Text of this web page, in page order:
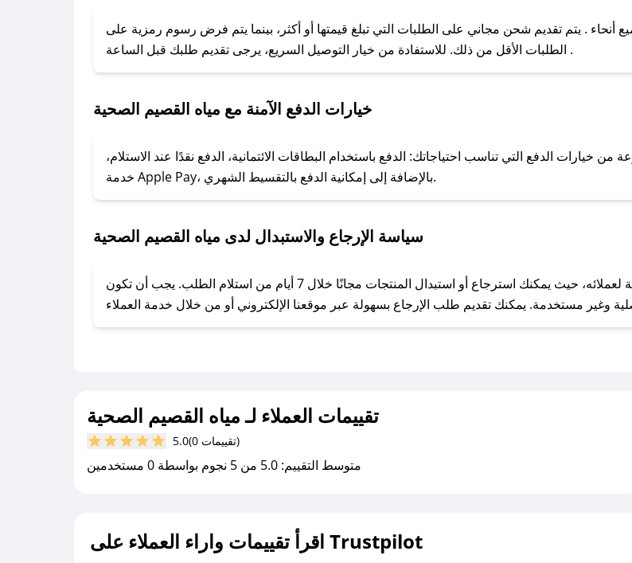
### ماذا أفعل إذا لم يعمل كود الخصم؟
عبر الرسائل الخاصة على تويتر أو البريد الإلكتروني، وسنقوم بحل المشكلة في أسرع وقت ممكن.
لمتجرك المفضل، يمكنك مراسلتنا مباشرة وسنعمل على توفير الكوبونات في أسرع وقت ممكن.
### كيف تحصل على كوبونات خصم حصرية من مياه القصيم الصحية؟
للحصول على كوبونات وخصومات حصرية، قم بما يلي:
- اضغط على أيقونة متابعة لمتجر مياه القصيم الصحية في تطبيق صحصح.
- قم بتفعيل إشعارات تطبيق صحصح ليصلك كل جديد.
مع صحصح، تسوق بذكاء ووفّر على كل مشترياتك مع كوبونات خصم حصرية من مياه القصيم الصحية!
. يتم تقديم شحن مجاني على الطلبات التي تبلغ قيمتها أو أكثر، بينما يتم فرض رسوم رمزية على
الطلبات الأقل من ذلك. للاستفادة من خيار التوصيل السريع، يرجى تقديم طلبك قبل الساعة .
خيارات الدفع الآمنة مع مياه القصيم الصحية
خيارات الدفع التي تناسب احتياجاتك: الدفع باستخدام البطاقات الائتمانية، الدفع نقدًا عند الاستلام،
خدمة Apple Pay، بالإضافة إلى إمكانية الدفع بالتقسيط الشهري.
سياسة الإرجاع والاستبدال لدى مياه القصيم الصحية
يحرص مياه القصيم الصحية على توفير تجربة تسوق آمنة ومريحة لعملائه، حيث يمكنك استرجاع أو استبدال المنتجات مجانًا خلال 7 أيام من استلام الطلب. يجب أن تكون
تقييمات العملاء لـ مياه القصيم الصحية
5.0 (0 تقييمات)
متوسط التقييم: 5.0 من 5 نجوم بواسطة 0 مستخدمين
اقرأ تقييمات واراء العملاء على Trustpilot